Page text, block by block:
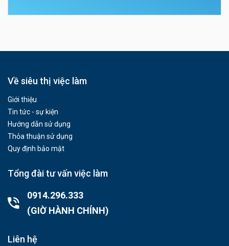
Về siêu thị việc làm
Giới thiệu
Tin tức - sự kiện
Hướng dẫn sử dụng
Thỏa thuận sử dụng
Quy định bảo mật
Tổng đài tư vấn việc làm
0914.296.333
(GIỜ HÀNH CHÍNH)
Liên hệ